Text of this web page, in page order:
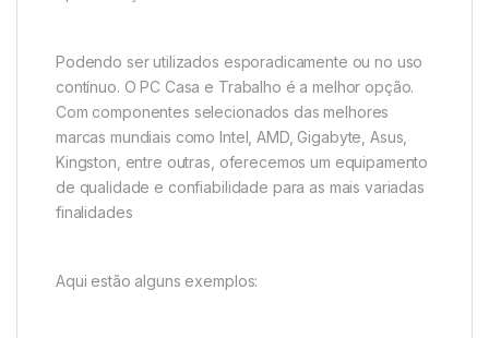
Podendo ser utilizados esporadicamente ou no uso
contínuo. O PC Casa e Trabalho é a melhor opção.
Com componentes selecionados das melhores
marcas mundiais como Intel, AMD, Gigabyte, Asus,
Kingston, entre outras, oferecemos um equipamento
de qualidade e confiabilidade para as mais variadas
finalidades
Aqui estão alguns exemplos: